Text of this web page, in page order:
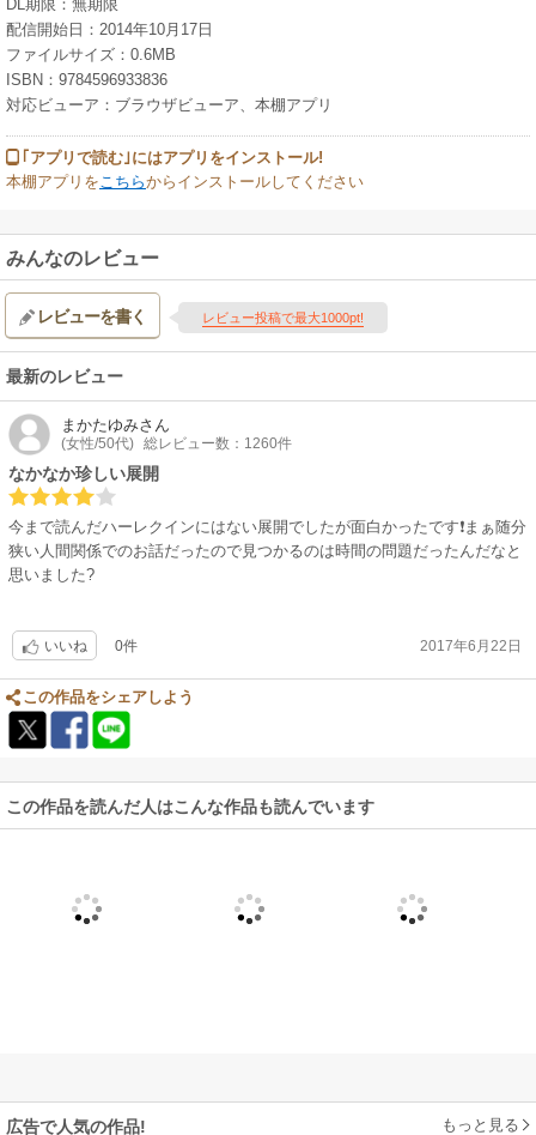
DL期限：無期限
配信開始日：2014年10月17日
ファイルサイズ：0.6MB
ISBN：9784596933836
対応ビューア：ブラウザビューア、本棚アプリ
｢アプリで読む｣にはアプリをインストール!
本棚アプリをこちらからインストールしてください
みんなのレビュー
レビューを書く レビュー投稿で最大1000pt!
最新のレビュー
まかたゆみさん
(女性/50代) 総レビュー数：1260件
なかなか珍しい展開
今まで読んだハーレクインにはない展開でしたが面白かったです❗まぁ随分
狭い人間関係でのお話だったので見つかるのは時間の問題だったんだなと
思いました?
いいね 0件 2017年6月22日
この作品をシェアしよう
この作品を読んだ人はこんな作品も読んでいます
広告で人気の作品! もっと見る